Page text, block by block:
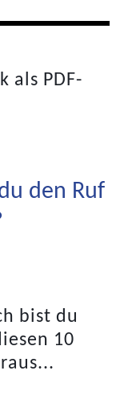
als PDF-
den Ruf
bist du
10